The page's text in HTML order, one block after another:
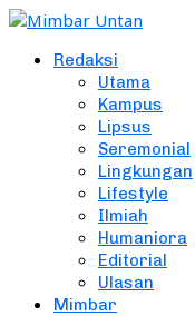
Redaksi
Utama
Kampus
Lipsus
Seremonial
Lingkungan
Lifestyle
Ilmiah
Humaniora
Editorial
Ulasan
Mimbar